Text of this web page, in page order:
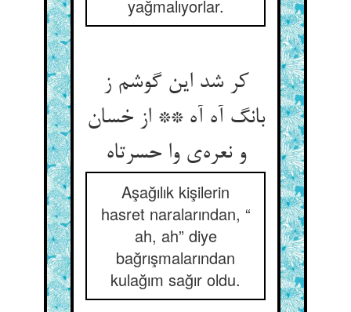
yağmalıyorlar.
کر شد این گوشم ز
بانگ آه آه ** از خسان
و نعره‌‌ی وا حسرتاه‌‌
Aşağılık kişilerin
hasret naralarından, “
ah, ah” diye
bağrışmalarından
kulağım sağır oldu.